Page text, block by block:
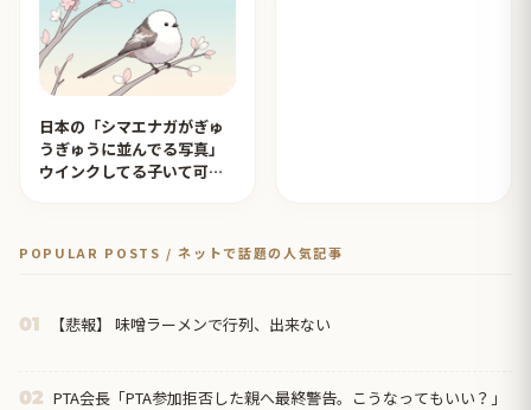
日本の「シマエナガがぎゅ
うぎゅうに並んでる写真」
ウインクしてる子いて可愛
POPULAR POSTS / ネットで話題の人気記事
01 【悲報】 味噌ラーメンで行列、出来ない
02 PTA会長「PTA参加拒否した親へ最終警告。こうなってもいい？」